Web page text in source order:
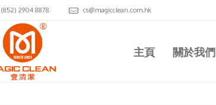
(852) 2904 8878 cs@magicclean.com.hk
主頁 關於我們